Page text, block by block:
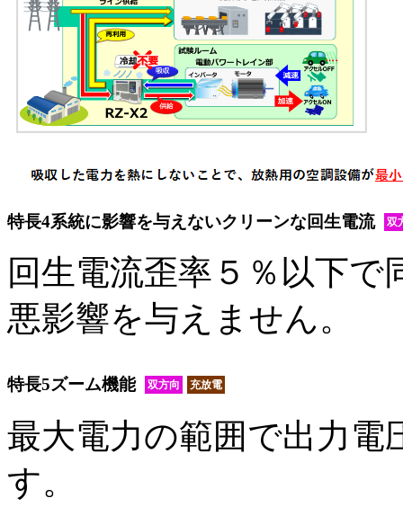
特長4系統に影響を与えないクリーンな回生電流 双
回生電流歪率５％以下
悪影響を与えません。
特長5ズーム機能 双方向 充放電
最大電力の範囲で出力電
す。